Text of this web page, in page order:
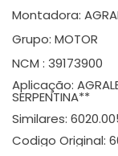
Montadora:
Grupo: MOTOR
NCM : 39173900
Aplicação: AGRALE
SERPENTINA**
Similares:
Codigo Original: